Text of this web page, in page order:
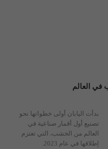
في العالم
بدأت اليابان أولى خطواتها نحو
تصنيع أول أقمار صناعية في
العالم من الخشب، التي تعتزم
إطلاقها في عام 2023.